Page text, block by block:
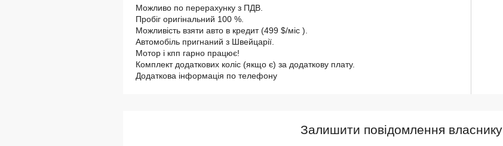
Можливо по перерахунку з ПДВ.
Пробіг оригінальний 100 %.
Можливість взяти авто в кредит (499 $/міс ).
Автомобіль пригнаний з Швейцарії.
Мотор і кпп гарно працює!
Комплект додаткових коліс (якщо є) за додаткову плату.
Додаткова інформація по телефону
Залишити повідомлення власнику